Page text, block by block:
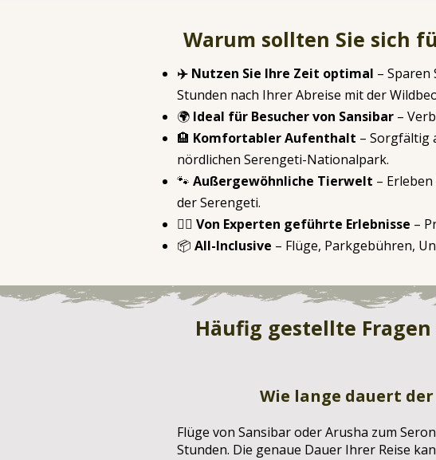
Warum sollten Sie sich
✈️ Nutzen Sie Ihre Zeit optimal – Sparen
Stunden nach Ihrer Abreise mit der
🌍 Ideal für Besucher von Sansibar –
🏨 Komfortabler Aufenthalt – Sorgfältig
nördlichen Serengeti-Nationalpark.
🐾 Außergewöhnliche Tierwelt –
der Serengeti.
👨‍✈️ Von Experten geführte Erlebnisse –
📦 All-Inclusive – Flüge, Parkgebühren,
Häufig gestellte
Wie lange dauert
Flüge von Sansibar oder Arusha zum
Stunden. Die genaue Dauer Ihrer Reise